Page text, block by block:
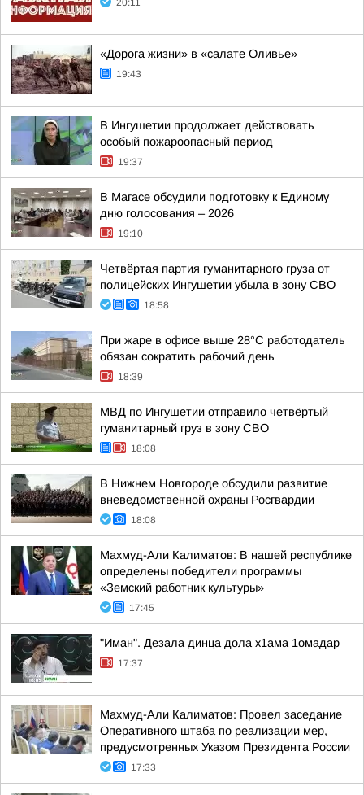
20:11
«Дорога жизни» в «салате Оливье»
19:43
В Ингушетии продолжает действовать
особый пожароопасный период
19:37
В Магасе обсудили подготовку к Единому
дню голосования – 2026
19:10
Четвёртая партия гуманитарного груза от
полицейских Ингушетии убыла в зону СВО
18:58
При жаре в офисе выше 28°C работодатель
обязан сократить рабочий день
18:39
МВД по Ингушетии отправило четвёртый
гуманитарный груз в зону СВО
18:08
В Нижнем Новгороде обсудили развитие
вневедомственной охраны Росгвардии
18:08
Махмуд-Али Калиматов: В нашей республике
определены победители программы
«Земский работник культуры»
17:45
"Иман". Дезала динца дола х1ама 1омадар
17:37
Махмуд-Али Калиматов: Провел заседание
Оперативного штаба по реализации мер,
предусмотренных Указом Президента России
17:33